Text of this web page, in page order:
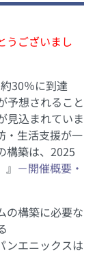
うございまし
30％に到達
予想されること
見込まれていま
・生活支援が一
構築は、2025
－開催概要・
の構築に必要な
ンエニックスは